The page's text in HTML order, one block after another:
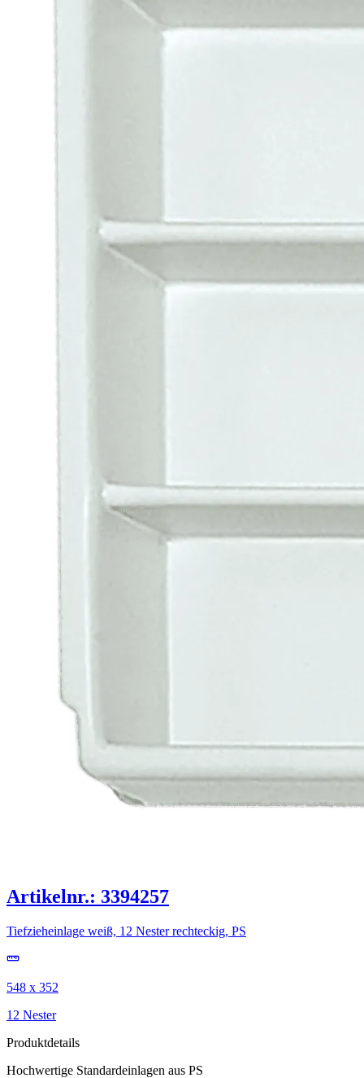
Artikelnr.: 3394257
Tiefzieheinlage weiß, 12 Nester rechteckig, PS
548 x 352
12 Nester
Produktdetails
Hochwertige Standardeinlagen aus PS